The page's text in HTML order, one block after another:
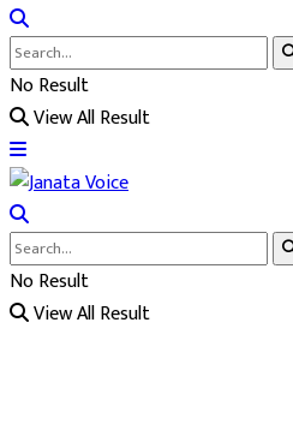
No Result
View All Result
No Result
View All Result